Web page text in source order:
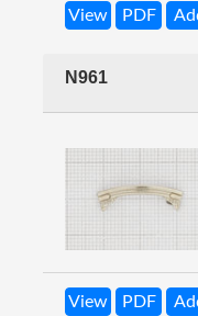
View PDF
N961
View PDF